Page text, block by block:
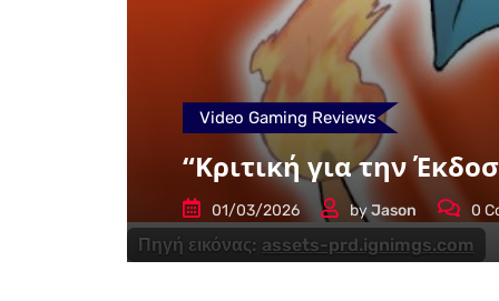
Πηγή εικόνας: assets-prd.ignimgs.com
Video Gaming Reviews
“Κριτική για την
01/03/2026 byJason 0